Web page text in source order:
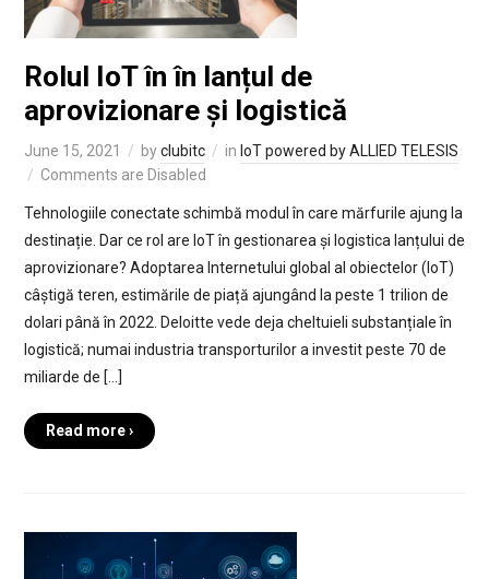
Rolul IoT în în lanțul de
aprovizionare și logistică
June 15, 2021 byclubitc in IoT powered by ALLIED TELESIS
Comments are Disabled
Tehnologiile conectate schimbă modul în care mărfurile ajung la
destinație. Dar ce rol are IoT în gestionarea și logistica lanțului de
aprovizionare? Adoptarea Internetului global al obiectelor (IoT)
câștigă teren, estimările de piață ajungând la peste 1 trilion de
dolari până în 2022. Deloitte vede deja cheltuieli substanțiale în
logistică; numai industria transporturilor a investit peste 70 de
miliarde de […]
Read more ›